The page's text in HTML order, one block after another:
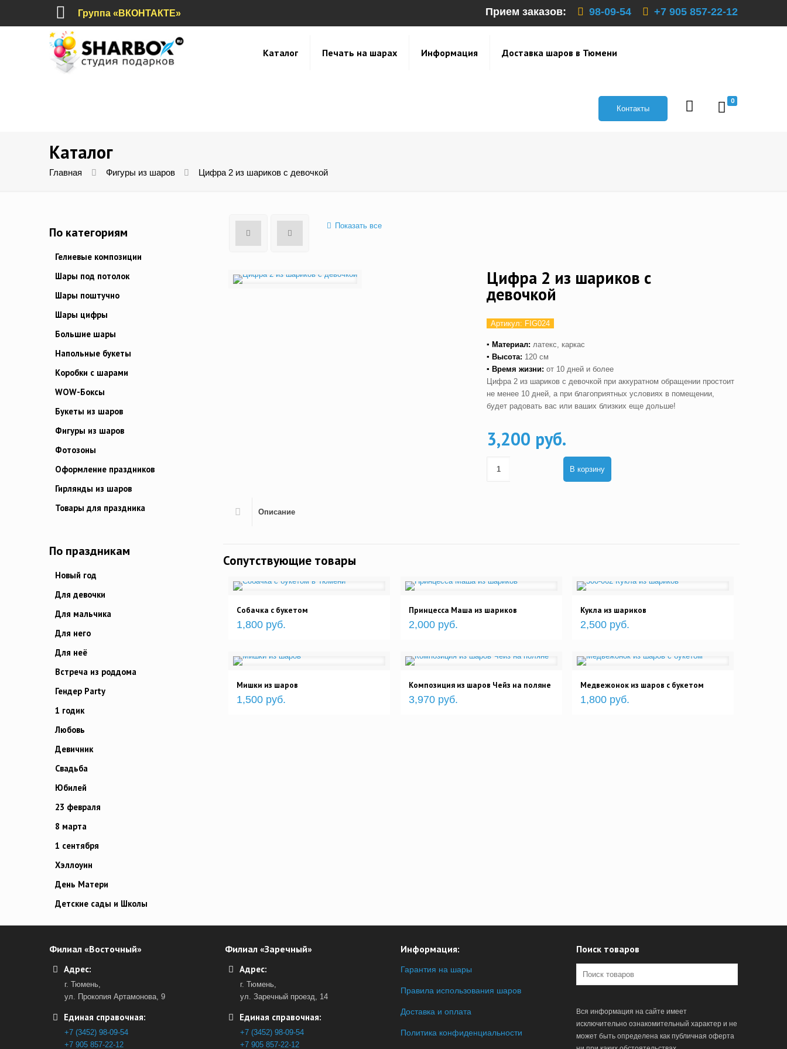
Прием заказов: 98-09-54 +7 905 857-22-12
Группа «ВКОНТАКТЕ»
Каталог Печать на шарах Информация Доставка шаров в Тюмени
0
Контакты
Каталог
Главная Фигуры из шаров Цифра 2 из шариков с девочкой
Показать все
Цифра 2 из шариков с
девочкой
Артикул: FIG024
▪ Материал: латекс, каркас
▪ Высота: 120 см
▪ Время жизни: от 10 дней и более
Цифра 2 из шариков с девочкой при аккуратном обращении простоит
не менее 10 дней, а при благоприятных условиях в помещении,
будет радовать вас или ваших близких еще дольше!
3,200 руб.
В корзину
Описание
Сопутствующие товары
Собачка с букетом
1,800 руб.
Принцесса Маша из шариков
2,000 руб.
Кукла из шариков
2,500 руб.
Мишки из шаров
1,500 руб.
Композиция из шаров Чейз на поляне
3,970 руб.
Медвежонок из шаров с букетом
1,800 руб.
По категориям
Гелиевые композиции
Шары под потолок
Шары поштучно
Шары цифры
Большие шары
Напольные букеты
Коробки с шарами
WOW-Боксы
Букеты из шаров
Фигуры из шаров
Фотозоны
Оформление праздников
Гирлянды из шаров
Товары для праздника
По праздникам
Новый год
Для девочки
Для мальчика
Для него
Для неё
Встреча из роддома
Гендер Party
1 годик
Любовь
Девичник
Свадьба
Юбилей
23 февраля
8 марта
1 сентября
Хэллоуин
День Матери
Детские сады и Школы
Филиал «Восточный»
Адрес:
г. Тюмень,
ул. Прокопия Артамонова, 9
Единая справочная:
+7 (3452) 98-09-54
+7 905 857-22-12
Филиал «Заречный»
Адрес:
г. Тюмень,
ул. Заречный проезд, 14
Единая справочная:
+7 (3452) 98-09-54
+7 905 857-22-12
Информация:
Гарантия на шары
Правила использования шаров
Доставка и оплата
Политика конфиденциальности
Поиск товаров
Вся информация на сайте имеет
исключительно ознакомительный характер и не
может быть определена как публичная оферта